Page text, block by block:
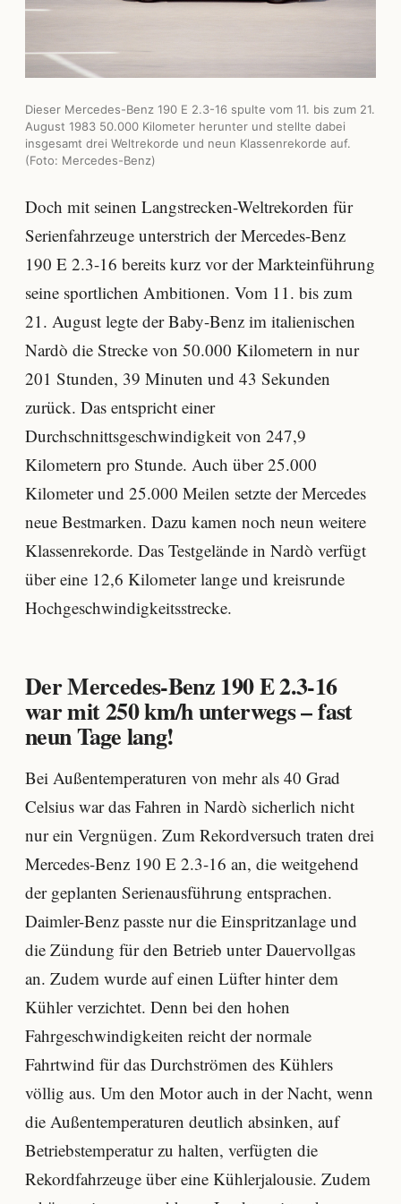
Dieser Mercedes-Benz 190 E 2.3-16 spulte vom 11. bis zum 21.
August 1983 50.000 Kilometer herunter und stellte dabei
insgesamt drei Weltrekorde und neun Klassenrekorde auf.
(Foto: Mercedes-Benz)
Doch mit seinen Langstrecken-Weltrekorden für
Serienfahrzeuge unterstrich der Mercedes-Benz
190 E 2.3-16 bereits kurz vor der Markteinführung
seine sportlichen Ambitionen. Vom 11. bis zum
21. August legte der Baby-Benz im italienischen
Nardò die Strecke von 50.000 Kilometern in nur
201 Stunden, 39 Minuten und 43 Sekunden
zurück. Das entspricht einer
Durchschnittsgeschwindigkeit von 247,9
Kilometern pro Stunde. Auch über 25.000
Kilometer und 25.000 Meilen setzte der Mercedes
neue Bestmarken. Dazu kamen noch neun weitere
Klassenrekorde. Das Testgelände in Nardò verfügt
über eine 12,6 Kilometer lange und kreisrunde
Hochgeschwindigkeitsstrecke.
Der Mercedes-Benz 190 E 2.3-16
war mit 250 km/h unterwegs – fast
neun Tage lang!
Bei Außentemperaturen von mehr als 40 Grad
Celsius war das Fahren in Nardò sicherlich nicht
nur ein Vergnügen. Zum Rekordversuch traten drei
Mercedes-Benz 190 E 2.3-16 an, die weitgehend
der geplanten Serienausführung entsprachen.
Daimler-Benz passte nur die Einspritzanlage und
die Zündung für den Betrieb unter Dauervollgas
an. Zudem wurde auf einen Lüfter hinter dem
Kühler verzichtet. Denn bei den hohen
Fahrgeschwindigkeiten reicht der normale
Fahrtwind für das Durchströmen des Kühlers
völlig aus. Um den Motor auch in der Nacht, wenn
die Außentemperaturen deutlich absinken, auf
Betriebstemperatur zu halten, verfügten die
Rekordfahrzeuge über eine Kühlerjalousie. Zudem